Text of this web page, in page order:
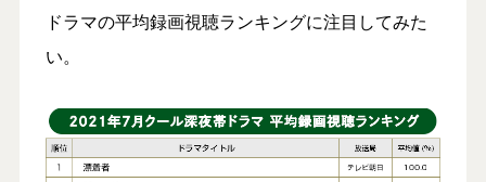
ドラマの平均録画視聴ランキングに注目してみた
い。